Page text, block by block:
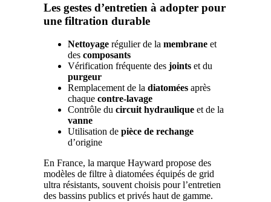
Les gestes d’entretien à adopter pour
une filtration durable
Nettoyage régulier de la membrane et
des composants
Vérification fréquente des joints et du
purgeur
Remplacement de la diatomées après
chaque contre-lavage
Contrôle du circuit hydraulique et de la
vanne
Utilisation de pièce de rechange
d’origine
En France, la marque Hayward propose des
modèles de filtre à diatomées équipés de grid
ultra résistants, souvent choisis pour l’entretien
des bassins publics et privés haut de gamme.